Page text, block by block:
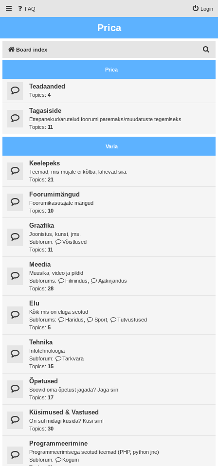
FAQ Login
Prica
Board index
e
Prica
Teadaanded
Topics: 4
Tagasiside
Ettepanekud/arutelud foorumi paremaks/muudatuste tegemiseks
Topics: 11
Varia
Keelepeks
Teemad, mis mujale ei kõlba, lähevad siia.
Topics: 21
Foorumimängud
Foorumikasutajate mängud
Topics: 10
Graafika
Joonistus, kunst, jms.
Subforum:
Võistlused
Topics: 11
Meedia
Muusika, video ja pildid
Subforums:
Filmindus
Ajakirjandus
Topics: 28
Elu
Kõik mis on eluga seotud
Subforums:
Haridus Sport,
Tutvustused
Topics: 5
Tehnika
Infotehnoloogia
Subforum:
Tarkvara
Topics: 15
Õpetused
Soovid oma õpetust jagada? Jaga siin!
Topics: 17
Küsimused & Vastused
On sul midagi küsida? Küsi siin!
Topics: 30
Programmeerimine
Programmeerimisega seotud teemad (PHP, python jne)
Subforum:
Kogum